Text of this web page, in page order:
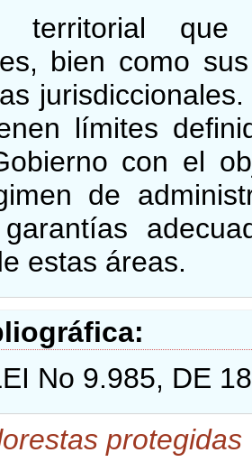
territorial que
bien como
límites
con el
de
estas áreas.
No 9.985, DE
protegidas